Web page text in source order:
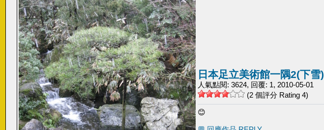
日本足立美術館一隅2(下雪)
人氣點閱: 3624, 回覆: 1, 2010-05-01
(2 個評分 Rating 4)
😊